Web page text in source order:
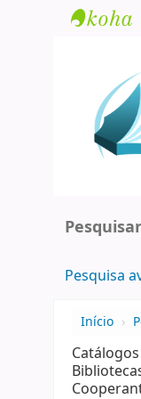
Pesquisar
Pesquisa
Início ›